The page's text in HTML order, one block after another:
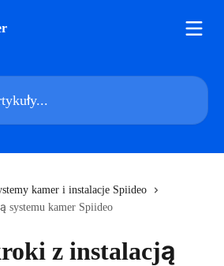
kamer i instalacje Spiideo
systemu kamer Spiideo
z instalacją